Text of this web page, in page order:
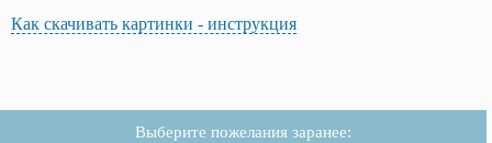
Как скачивать картинки - инструкция
Выберите пожелания заранее: